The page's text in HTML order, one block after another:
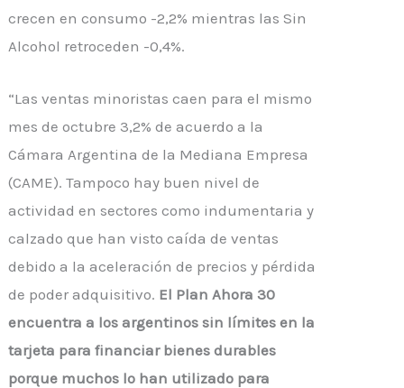
crecen en consumo -2,2% mientras las Sin
Alcohol retroceden -0,4%.
“Las ventas minoristas caen para el mismo
mes de octubre 3,2% de acuerdo a la
Cámara Argentina de la Mediana Empresa
(CAME). Tampoco hay buen nivel de
actividad en sectores como indumentaria y
calzado que han visto caída de ventas
debido a la aceleración de precios y pérdida
de poder adquisitivo. El Plan Ahora 30
encuentra a los argentinos sin límites en la
tarjeta para financiar bienes durables
porque muchos lo han utilizado para